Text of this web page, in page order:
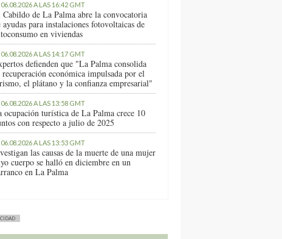
06.08.2026 A LAS 16:42 GMT
de La Palma abre la convocatoria
ayudas para instalaciones fotovoltaicas de
en viviendas
06.08.2026 A LAS 14:17 GMT
defienden que "La Palma consolida
recuperación económica impulsada por el
el plátano y la confianza empresarial"
06.08.2026 A LAS 13:58 GMT
ocupación turística de La Palma crece 10
con respecto a julio de 2025
06.08.2026 A LAS 13:53 GMT
las causas de la muerte de una mujer
cuerpo se halló en diciembre en un
en La Palma